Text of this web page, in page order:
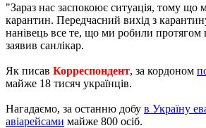
"Зараз нас заспокоює ситуація, тому що
карантин. Передчасний вихід з
нанівець все те, що ми робили протягом
заявив санлікар.
Як писав Корреспондент, за кордоном
майже 18 тисяч українців.
Нагадаємо, за останню добу в Україну
авіарейсами майже 800 осіб.